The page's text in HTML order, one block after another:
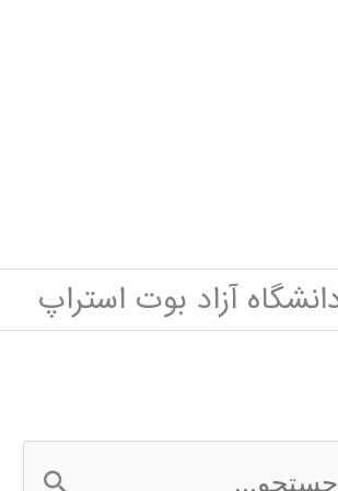
آزاد بوت استراپ